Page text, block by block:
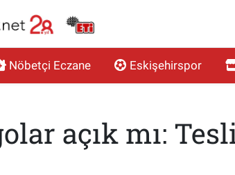
Nöbetçi Eczane Eskişehirspor
açık mı: